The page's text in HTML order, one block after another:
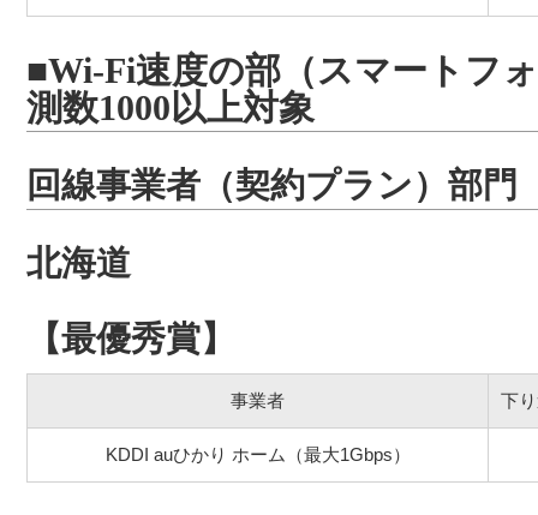
■Wi-Fi速度の部（スマートフ
測数1000以上対象
回線事業者（契約プラン）部門
北海道
【最優秀賞】
事業者 下
KDDI auひかり ホーム（最大1Gbps）